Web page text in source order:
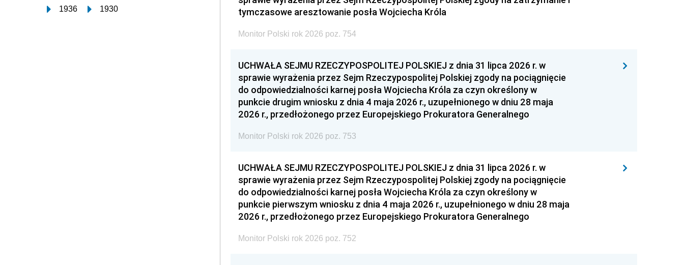
1936 1930
tymczasowe aresztowanie posła Wojciecha Króla
Monitor Polski rok 2026 poz. 754
UCHWAŁA SEJMU RZECZYPOSPOLITEJ POLSKIEJ z dnia 31 lipca 2026 r. w
sprawie wyrażenia przez Sejm Rzeczypospolitej Polskiej zgody na pociągnięcie
do odpowiedzialności karnej posła Wojciecha Króla za czyn określony w
punkcie drugim wniosku z dnia 4 maja 2026 r., uzupełnionego w dniu 28 maja
2026 r., przedłożonego przez Europejskiego Prokuratora Generalnego
Monitor Polski rok 2026 poz. 753
UCHWAŁA SEJMU RZECZYPOSPOLITEJ POLSKIEJ z dnia 31 lipca 2026 r. w
sprawie wyrażenia przez Sejm Rzeczypospolitej Polskiej zgody na pociągnięcie
do odpowiedzialności karnej posła Wojciecha Króla za czyn określony w
punkcie pierwszym wniosku z dnia 4 maja 2026 r., uzupełnionego w dniu 28 maja
2026 r., przedłożonego przez Europejskiego Prokuratora Generalnego
Monitor Polski rok 2026 poz. 752